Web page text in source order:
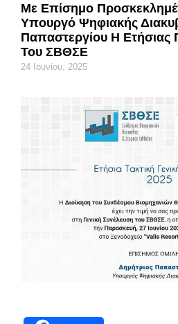
Με Επίσημο
Υπουργό Ψηφιακής
Παπαστεργίου Η Ετήσιας
Του ΣΒΘΣΕ
24 Ιουνίου, 2025